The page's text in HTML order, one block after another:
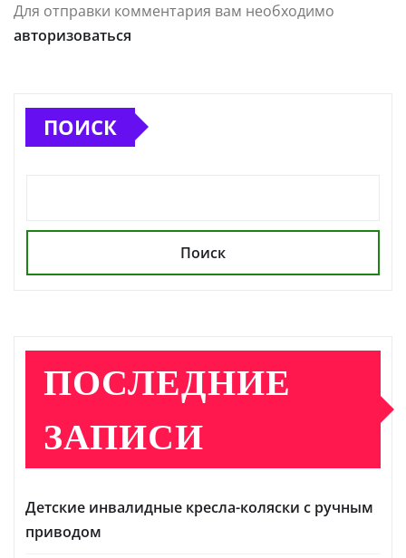
Для отправки комментария вам необходимо
авторизоваться
ПОИСК
Поиск
ПОСЛЕДНИЕ
ЗАПИСИ
Детские инвалидные кресла-коляски с ручным
приводом